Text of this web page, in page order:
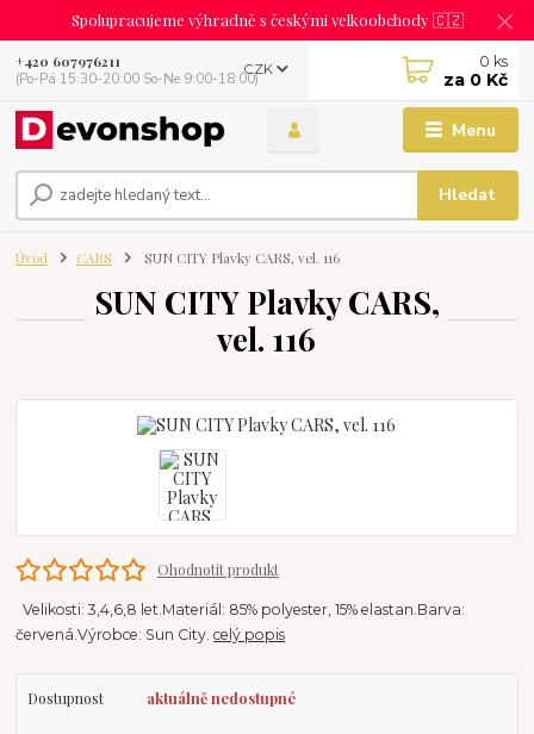
Spolupracujeme výhradně s českými velkoobchody 🇨🇿
Menu
CZK
Hledat
+420 607976211
(Po-Pá 15:30-20:00 So-Ne 9:00-18:00)
0 ks
za 0 Kč
Úvod CARS SUN CITY Plavky CARS, vel. 116
SUN CITY Plavky CARS,
vel. 116
Ohodnotit produkt
Velikosti: 3,4,6,8 let.Materiál: 85% polyester, 15% elastan.Barva:
červená.Výrobce: Sun City.celý popis
Dostupnost aktuálně nedostupné